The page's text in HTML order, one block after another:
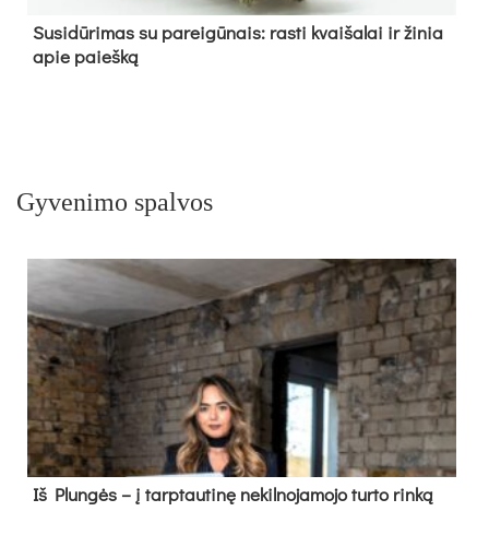
Su­si­dū­ri­mas su pa­rei­gū­nais: ras­ti kvai­ša­lai ir ži­nia
apie paieš­ką
Gyvenimo spalvos
Iš Plungės – į tarptautinę nekilnojamojo turto rinką